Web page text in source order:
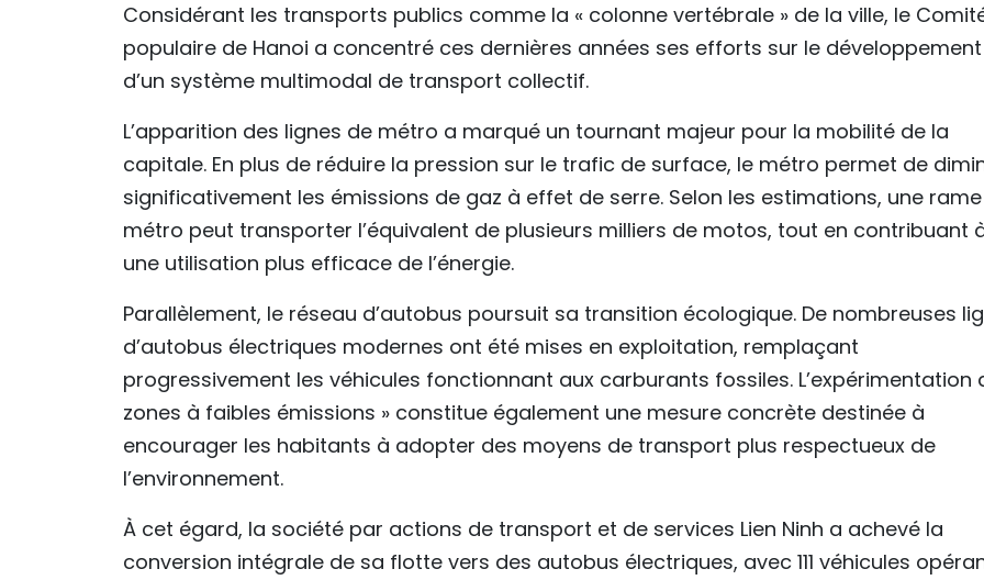
Considérant les transports publics comme la « colonne vertébrale » de la ville, le
populaire de Hanoi a concentré ces dernières années ses efforts sur le développement
d’un système multimodal de transport collectif.
L’apparition des lignes de métro a marqué un tournant majeur pour la mobilité de la
capitale. En plus de réduire la pression sur le trafic de surface, le métro permet de
significativement les émissions de gaz à effet de serre. Selon les estimations, une
métro peut transporter l’équivalent de plusieurs milliers de motos, tout en contribuant
une utilisation plus efficace de l’énergie.
Parallèlement, le réseau d’autobus poursuit sa transition écologique. De nombreuses
d’autobus électriques modernes ont été mises en exploitation, remplaçant
progressivement les véhicules fonctionnant aux carburants fossiles. L’expérimentation
zones à faibles émissions » constitue également une mesure concrète destinée à
encourager les habitants à adopter des moyens de transport plus respectueux de
l’environnement.
À cet égard, la société par actions de transport et de services Lien Ninh a achevé la
conversion intégrale de sa flotte vers des autobus électriques, avec 111 véhicules